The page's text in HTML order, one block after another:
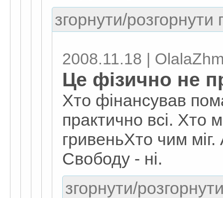
згорнути/розгорнути
2008.11.18 |
Це фізично не
Хто фінансував
практично всі. Хто
гривеньХто чим
Свободу - ні.
згорнути/